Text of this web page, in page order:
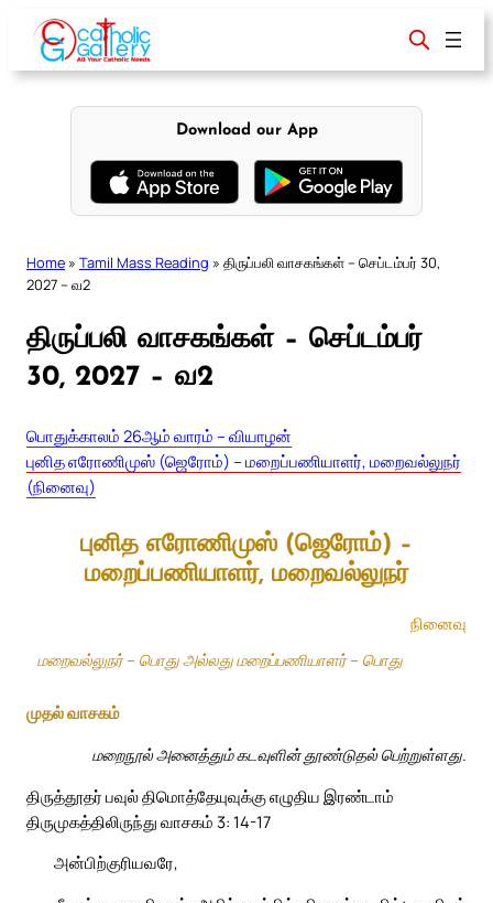
content
Download our App
Home » Tamil Mass Reading » திருப்பலி வாசகங்கள் – செப்டம்பர் 30,
2027 – வ2
திருப்பலி வாசகங்கள் – செப்டம்பர்
30, 2027 – வ2
பொதுக்காலம் 26ஆம் வாரம் – வியாழன்
புனித எரோணிமுஸ் (ஜெரோம்) – மறைப்பணியாளர், மறைவல்லுநர்
(நினைவு)
புனித எரோணிமுஸ் (ஜெரோம்) –
மறைப்பணியாளர், மறைவல்லுநர்
நினைவு
மறைவல்லுநர் – பொது அல்லது மறைப்பணியாளர் – பொது
முதல் வாசகம்
மறைநூல் அனைத்தும் கடவுளின் தூண்டுதல் பெற்றுள்ளது.
திருத்தூதர் பவுல் திமொத்தேயுவுக்கு எழுதிய இரண்டாம்
திருமுகத்திலிருந்து வாசகம் 3: 14-17
அன்பிற்குரியவரே,